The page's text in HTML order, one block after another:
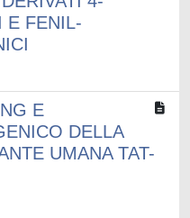
E FENIL-
E
DELLA
UMANA TAT-